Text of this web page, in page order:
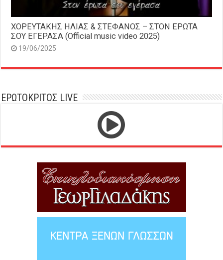
ΧΟΡΕΥΤΑΚΗΣ ΗΛΙΑΣ & ΣΤΕΦΑΝΟΣ – ΣΤΟΝ ΕΡΩΤΑ
ΣΟΥ ΕΓΕΡΑΣΑ (Official music video 2025)
19/06/2025
ΕΡΩΤΟΚΡΙΤΟΣ LIVE